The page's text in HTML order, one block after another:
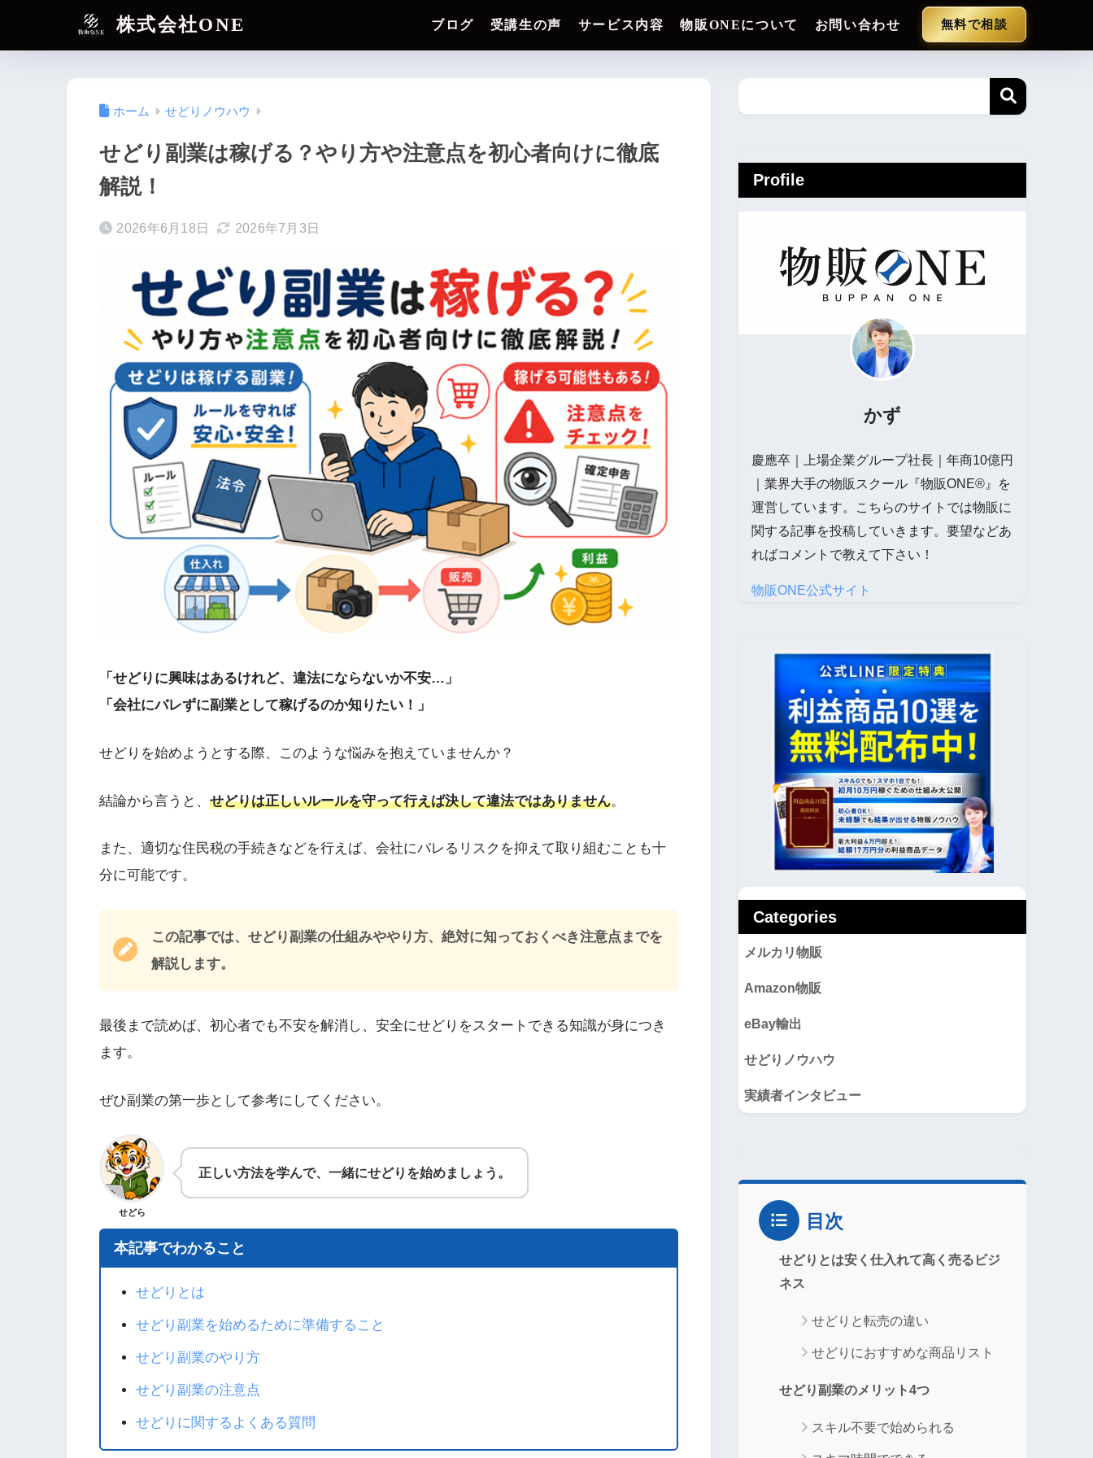
株式会社ONE ブログ 受講生の声 サービス内容 物販ONEについて お問い合わせ 無料で相談
ホーム せどりノウハウ
せどり副業は稼げる？やり方や注意点を初心者向けに徹底
解説！
2026年6月18日 2026年7月3日
「せどりに興味はあるけれど、違法にならないか不安…」
「会社にバレずに副業として稼げるのか知りたい！」
せどりを始めようとする際、このような悩みを抱えていませんか？
結論から言うと、 せどりは正しいルールを守って行えば決して違法ではありません。
また、適切な住民税の手続きなどを行えば、会社にバレるリスクを抑えて取り組むことも十
分に可能です。
この記事では、せどり副業の仕組みややり方、絶対に知っておくべき注意点までを
解説します。
最後まで読めば、初心者でも不安を解消し、安全にせどりをスタートできる知識が身につき
ます。
ぜひ副業の第一歩として参考にしてください。
せどら
正しい方法を学んで、一緒にせどりを始めましょう。
本記事でわかること
せどりとは
せどり副業を始めるために準備すること
せどり副業のやり方
せどり副業の注意点
せどりに関するよくある質問
Profile
かず
慶應卒｜上場企業グループ社長｜年商10億円
｜業界大手の物販スクール『物販ONE®』を
運営しています。こちらのサイトでは物販に
関する記事を投稿していきます。要望などあ
ればコメントで教えて下さい！
物販ONE公式サイト
Categories
メルカリ物販
Amazon物販
eBay輸出
せどりノウハウ
実績者インタビュー
目次
せどりとは安く仕入れて高く売るビジ
ネス
せどりと転売の違い
せどりにおすすめな商品リスト
せどり副業のメリット4つ
スキル不要で始められる